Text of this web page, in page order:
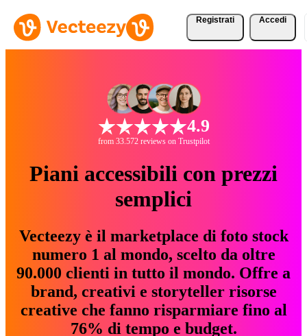
Registrati Accedi
4.9
from 33.572 reviews on Trustpilot
Piani accessibili con prezzi
semplici
Vecteezy è il marketplace di foto stock
numero 1 al mondo, scelto da oltre
90.000 clienti in tutto il mondo. Offre a
brand, creativi e storyteller risorse
creative che fanno risparmiare fino al
76% di tempo e budget.